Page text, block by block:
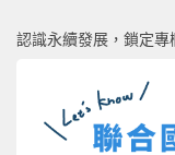
認識永續發展，鎖定專